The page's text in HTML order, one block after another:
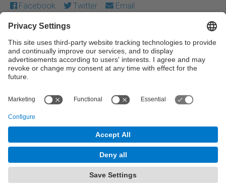
Facebook Twitter Email
Except where otherwise noted, content on this work is
licensed under a Creative Commons license:Attribution-
NonCommercial-NoDerivs 3.0 Spain
© UPC Universitat Politècnica de Catalunya ·
BarcelonaTech